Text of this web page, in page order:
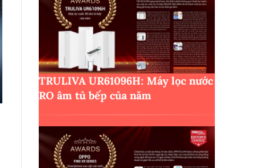
TRULIVA UR61096H: Máy lọc nước
RO âm tủ bếp của năm